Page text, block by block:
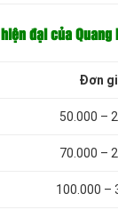
đại của Quang
Đơn
50.000 –
70.000 –
100.000 –